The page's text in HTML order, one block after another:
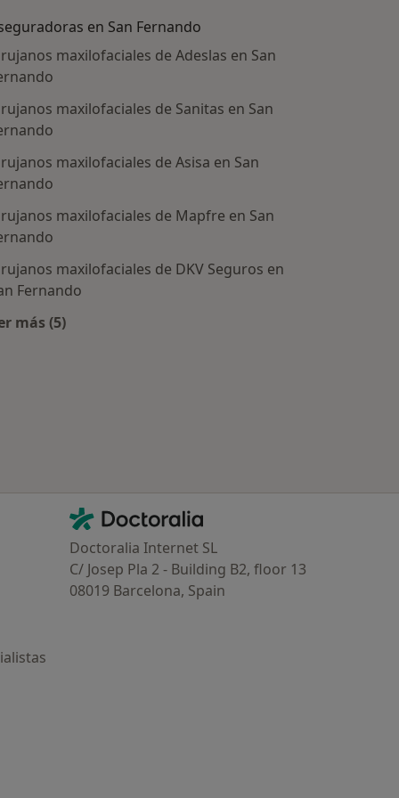
tratadas
en San Fernando
maxilofaciales de Adeslas en San
maxilofaciales de Sanitas en San
maxilofaciales de Asisa en San
maxilofaciales de Mapfre en San
maxilofaciales de DKV Seguros en
Fernando
más (5)
Contacto
Doctoralia - Página de inicio
Doctoralia Internet SL
C/ Josep Pla 2 - Building B2, floor 13
08019 Barcelona, Spain